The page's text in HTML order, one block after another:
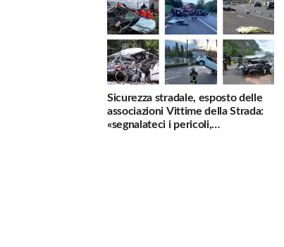
Sicurezza stradale, esposto delle
associazioni Vittime della Strada:
«segnalateci i pericoli,